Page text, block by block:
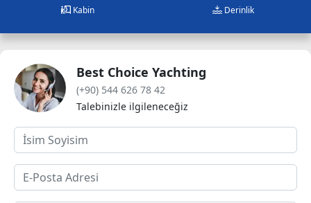
Kabin Derinlik
Best Choice Yachting
(+90) 544 626 78 42
Talebinizle ilgileneceğiz